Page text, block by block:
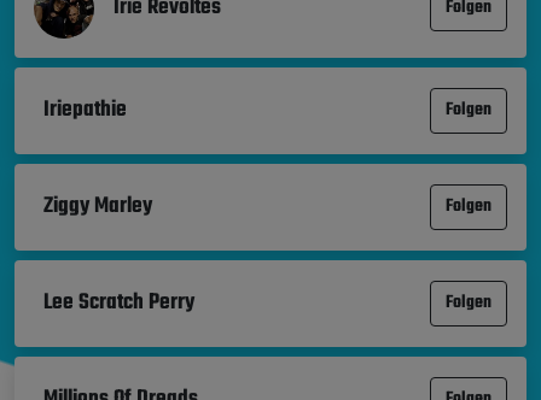
Irie Revoltes Folgen
Iriepathie Folgen
Ziggy Marley Folgen
Lee Scratch Perry Folgen